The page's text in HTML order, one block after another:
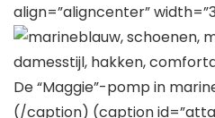
align=”aligncenter”
De “Maggie”-pomp in
(/caption) (caption